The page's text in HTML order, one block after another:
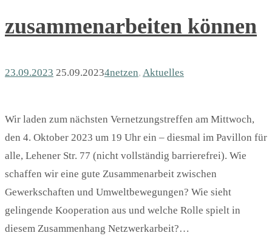
zusammenarbeiten können
23.09.2023 25.09.20234netzen, Aktuelles
Wir laden zum nächsten Vernetzungstreffen am Mittwoch,
den 4. Oktober 2023 um 19 Uhr ein – diesmal im Pavillon für
alle, Lehener Str. 77 (nicht vollständig barrierefrei). Wie
schaffen wir eine gute Zusammenarbeit zwischen
Gewerkschaften und Umweltbewegungen? Wie sieht
gelingende Kooperation aus und welche Rolle spielt in
diesem Zusammenhang Netzwerkarbeit?…